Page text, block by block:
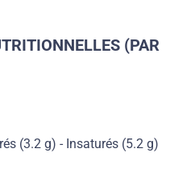
(PAR
(3.2 g) - Insaturés (5.2 g)